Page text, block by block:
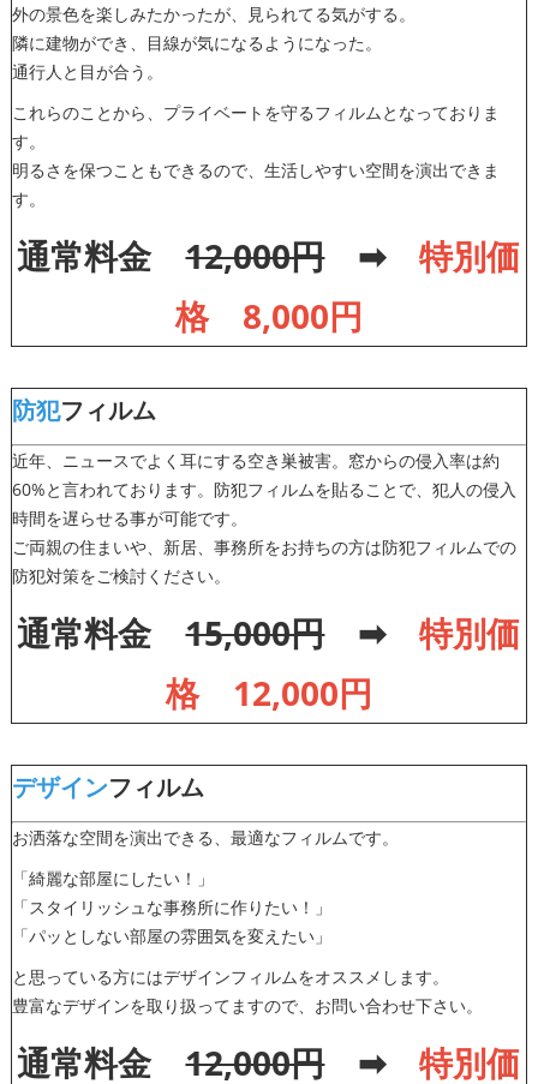
外の景色を楽しみたかったが、見られてる気がする。
隣に建物ができ、目線が気になるようになった。
通行人と目が合う。
これらのことから、プライベートを守るフィルムとなっておりま
す。
明るさを保つこともできるので、生活しやすい空間を演出できま
す。
通常料金12,000円➡
特別価
格 8,000円
防犯フィルム
近年、ニュースでよく耳にする空き巣被害。窓からの侵入率は約
60%と言われております。防犯フィルムを貼ることで、犯人の侵入
時間を遅らせる事が可能です。
ご両親の住まいや、新居、事務所をお持ちの方は防犯フィルムでの
防犯対策をご検討ください。
通常料金15,000円➡
特別価
格 12,000円
デザインフィルム
お洒落な空間を演出できる、最適なフィルムです。
「綺麗な部屋にしたい！」
「スタイリッシュな事務所に作りたい！」
「パッとしない部屋の雰囲気を変えたい」
と思っている方にはデザインフィルムをオススメします。
豊富なデザインを取り扱ってますので、お問い合わせ下さい。
通常料金12,000円➡
特別価